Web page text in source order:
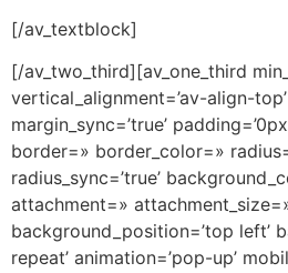
[/av_textblock]
[/av_two_third][av_one_third
vertical_alignment=’av-align-
margin_sync=’true’
border=» border_color=»
radius_sync=’true’
attachment=»
background_position=’top left’
repeat’ animation=’pop-up’